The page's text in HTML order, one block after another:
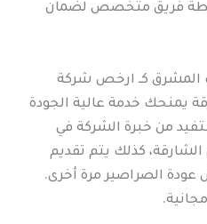
فريق متخصص لضمان
المشرق كـ ارخص شركة
يمنحك خدمة عالية الجودة
من خبرة الشركة في
كذلك يتم تقديم
عودة الصراصير مرة أخرى.